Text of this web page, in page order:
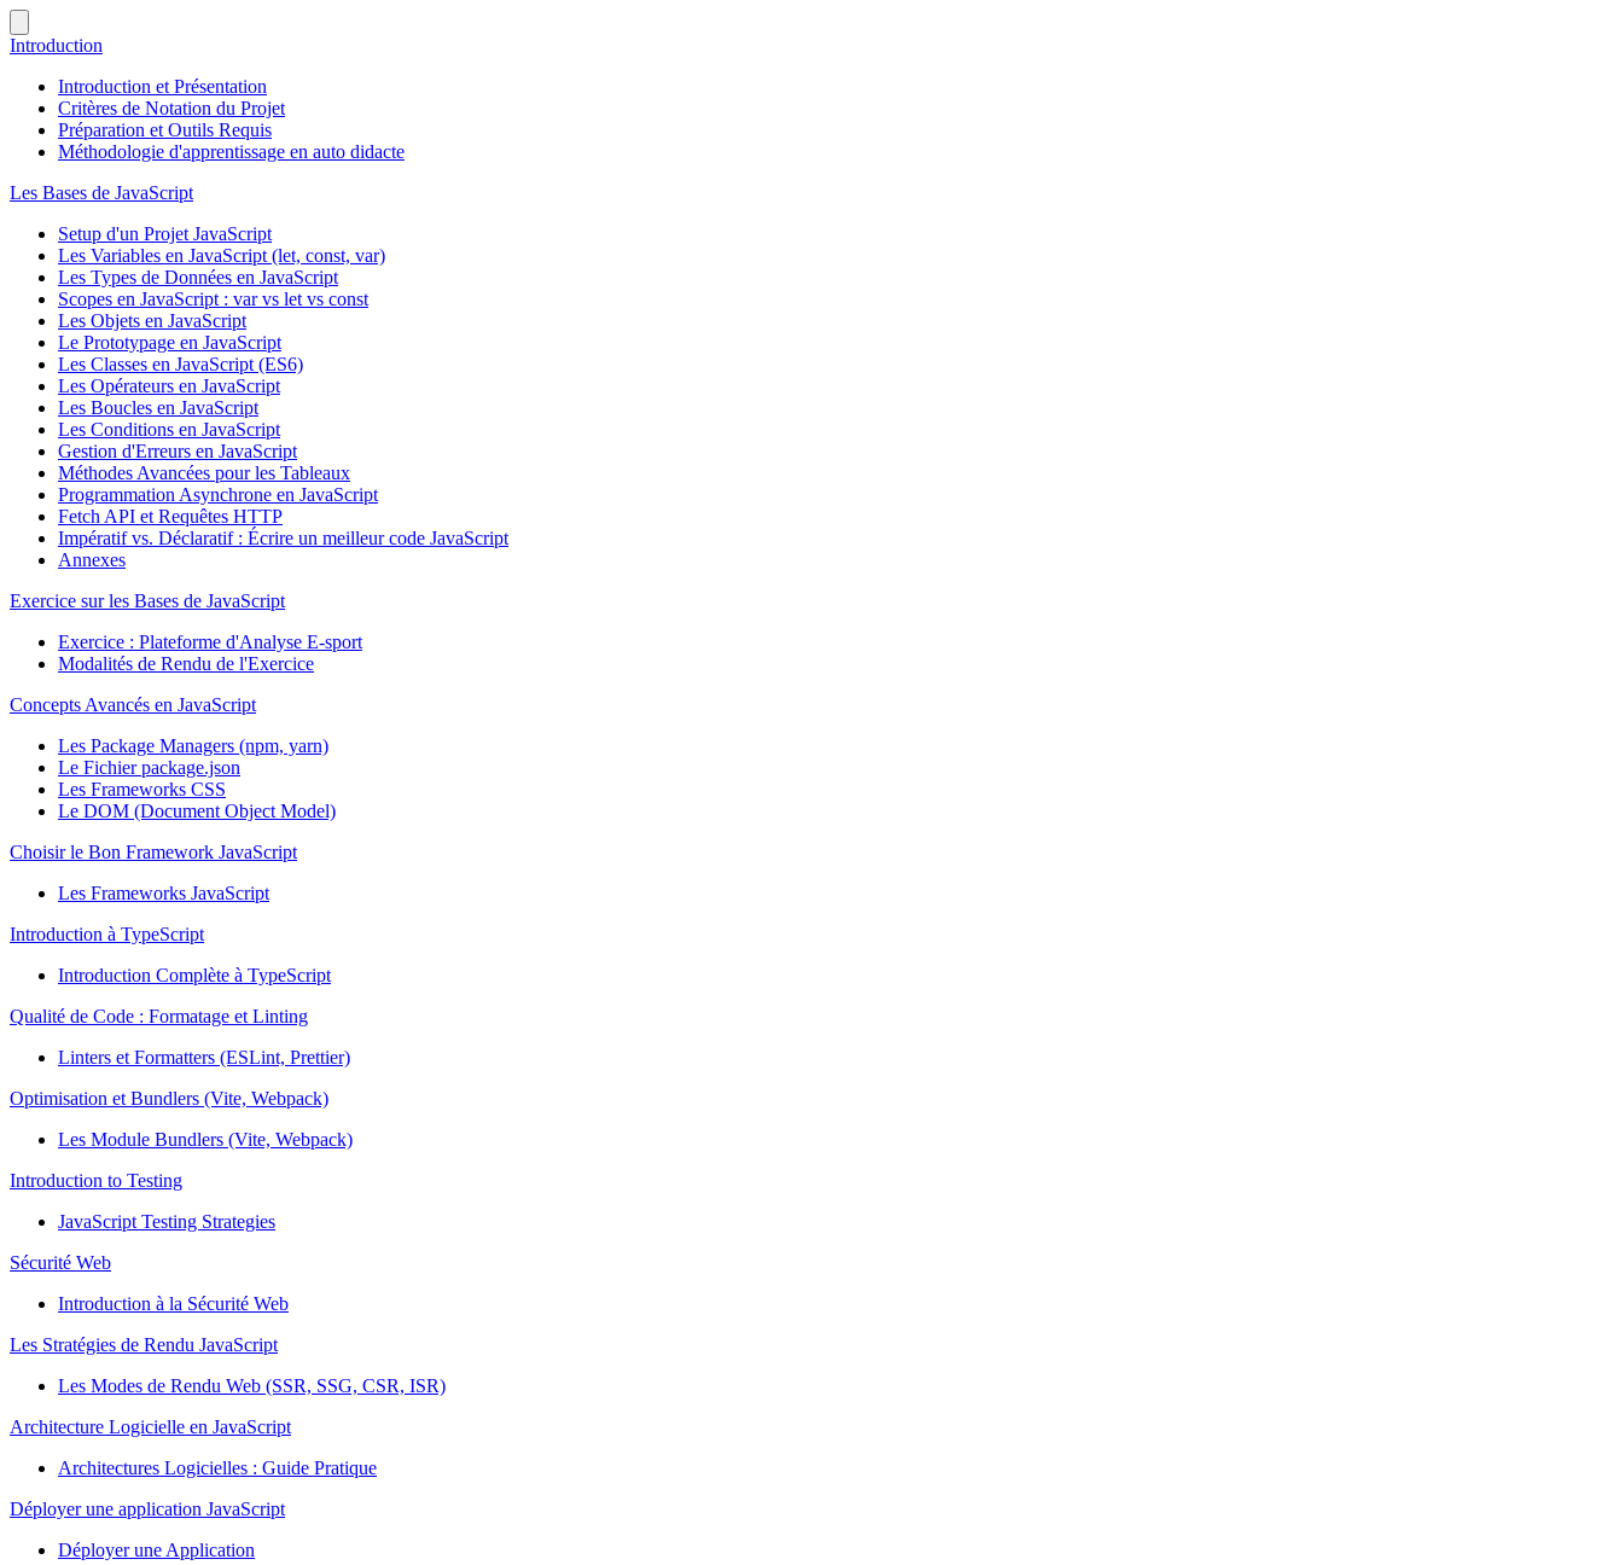
Introduction
Introduction et Présentation
Critères de Notation du Projet
Préparation et Outils Requis
Méthodologie d'apprentissage en auto didacte
Les Bases de JavaScript
Setup d'un Projet JavaScript
Les Variables en JavaScript (let, const, var)
Les Types de Données en JavaScript
Scopes en JavaScript : var vs let vs const
Les Objets en JavaScript
Le Prototypage en JavaScript
Les Classes en JavaScript (ES6)
Les Opérateurs en JavaScript
Les Boucles en JavaScript
Les Conditions en JavaScript
Gestion d'Erreurs en JavaScript
Méthodes Avancées pour les Tableaux
Programmation Asynchrone en JavaScript
Fetch API et Requêtes HTTP
Impératif vs. Déclaratif : Écrire un meilleur code JavaScript
Annexes
Exercice sur les Bases de JavaScript
Exercice : Plateforme d'Analyse E-sport
Modalités de Rendu de l'Exercice
Concepts Avancés en JavaScript
Les Package Managers (npm, yarn)
Le Fichier package.json
Les Frameworks CSS
Le DOM (Document Object Model)
Choisir le Bon Framework JavaScript
Les Frameworks JavaScript
Introduction à TypeScript
Introduction Complète à TypeScript
Qualité de Code : Formatage et Linting
Linters et Formatters (ESLint, Prettier)
Optimisation et Bundlers (Vite, Webpack)
Les Module Bundlers (Vite, Webpack)
Introduction to Testing
JavaScript Testing Strategies
Sécurité Web
Introduction à la Sécurité Web
Les Stratégies de Rendu JavaScript
Les Modes de Rendu Web (SSR, SSG, CSR, ISR)
Architecture Logicielle en JavaScript
Architectures Logicielles : Guide Pratique
Déployer une application JavaScript
Déployer une Application